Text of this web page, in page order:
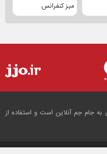
میز کنفرانس
جام جم آنلاین است و استفاده از